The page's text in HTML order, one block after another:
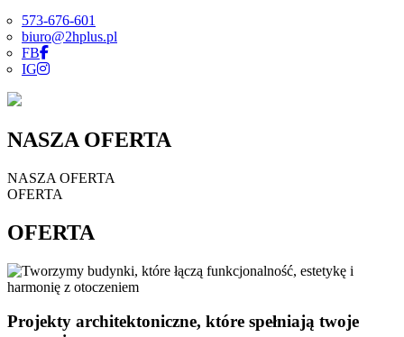
573-676-601
biuro@2hplus.pl
FB
IG
NASZA OFERTA
NASZA OFERTA
OFERTA
OFERTA
Projekty architektoniczne, które spełniają twoje